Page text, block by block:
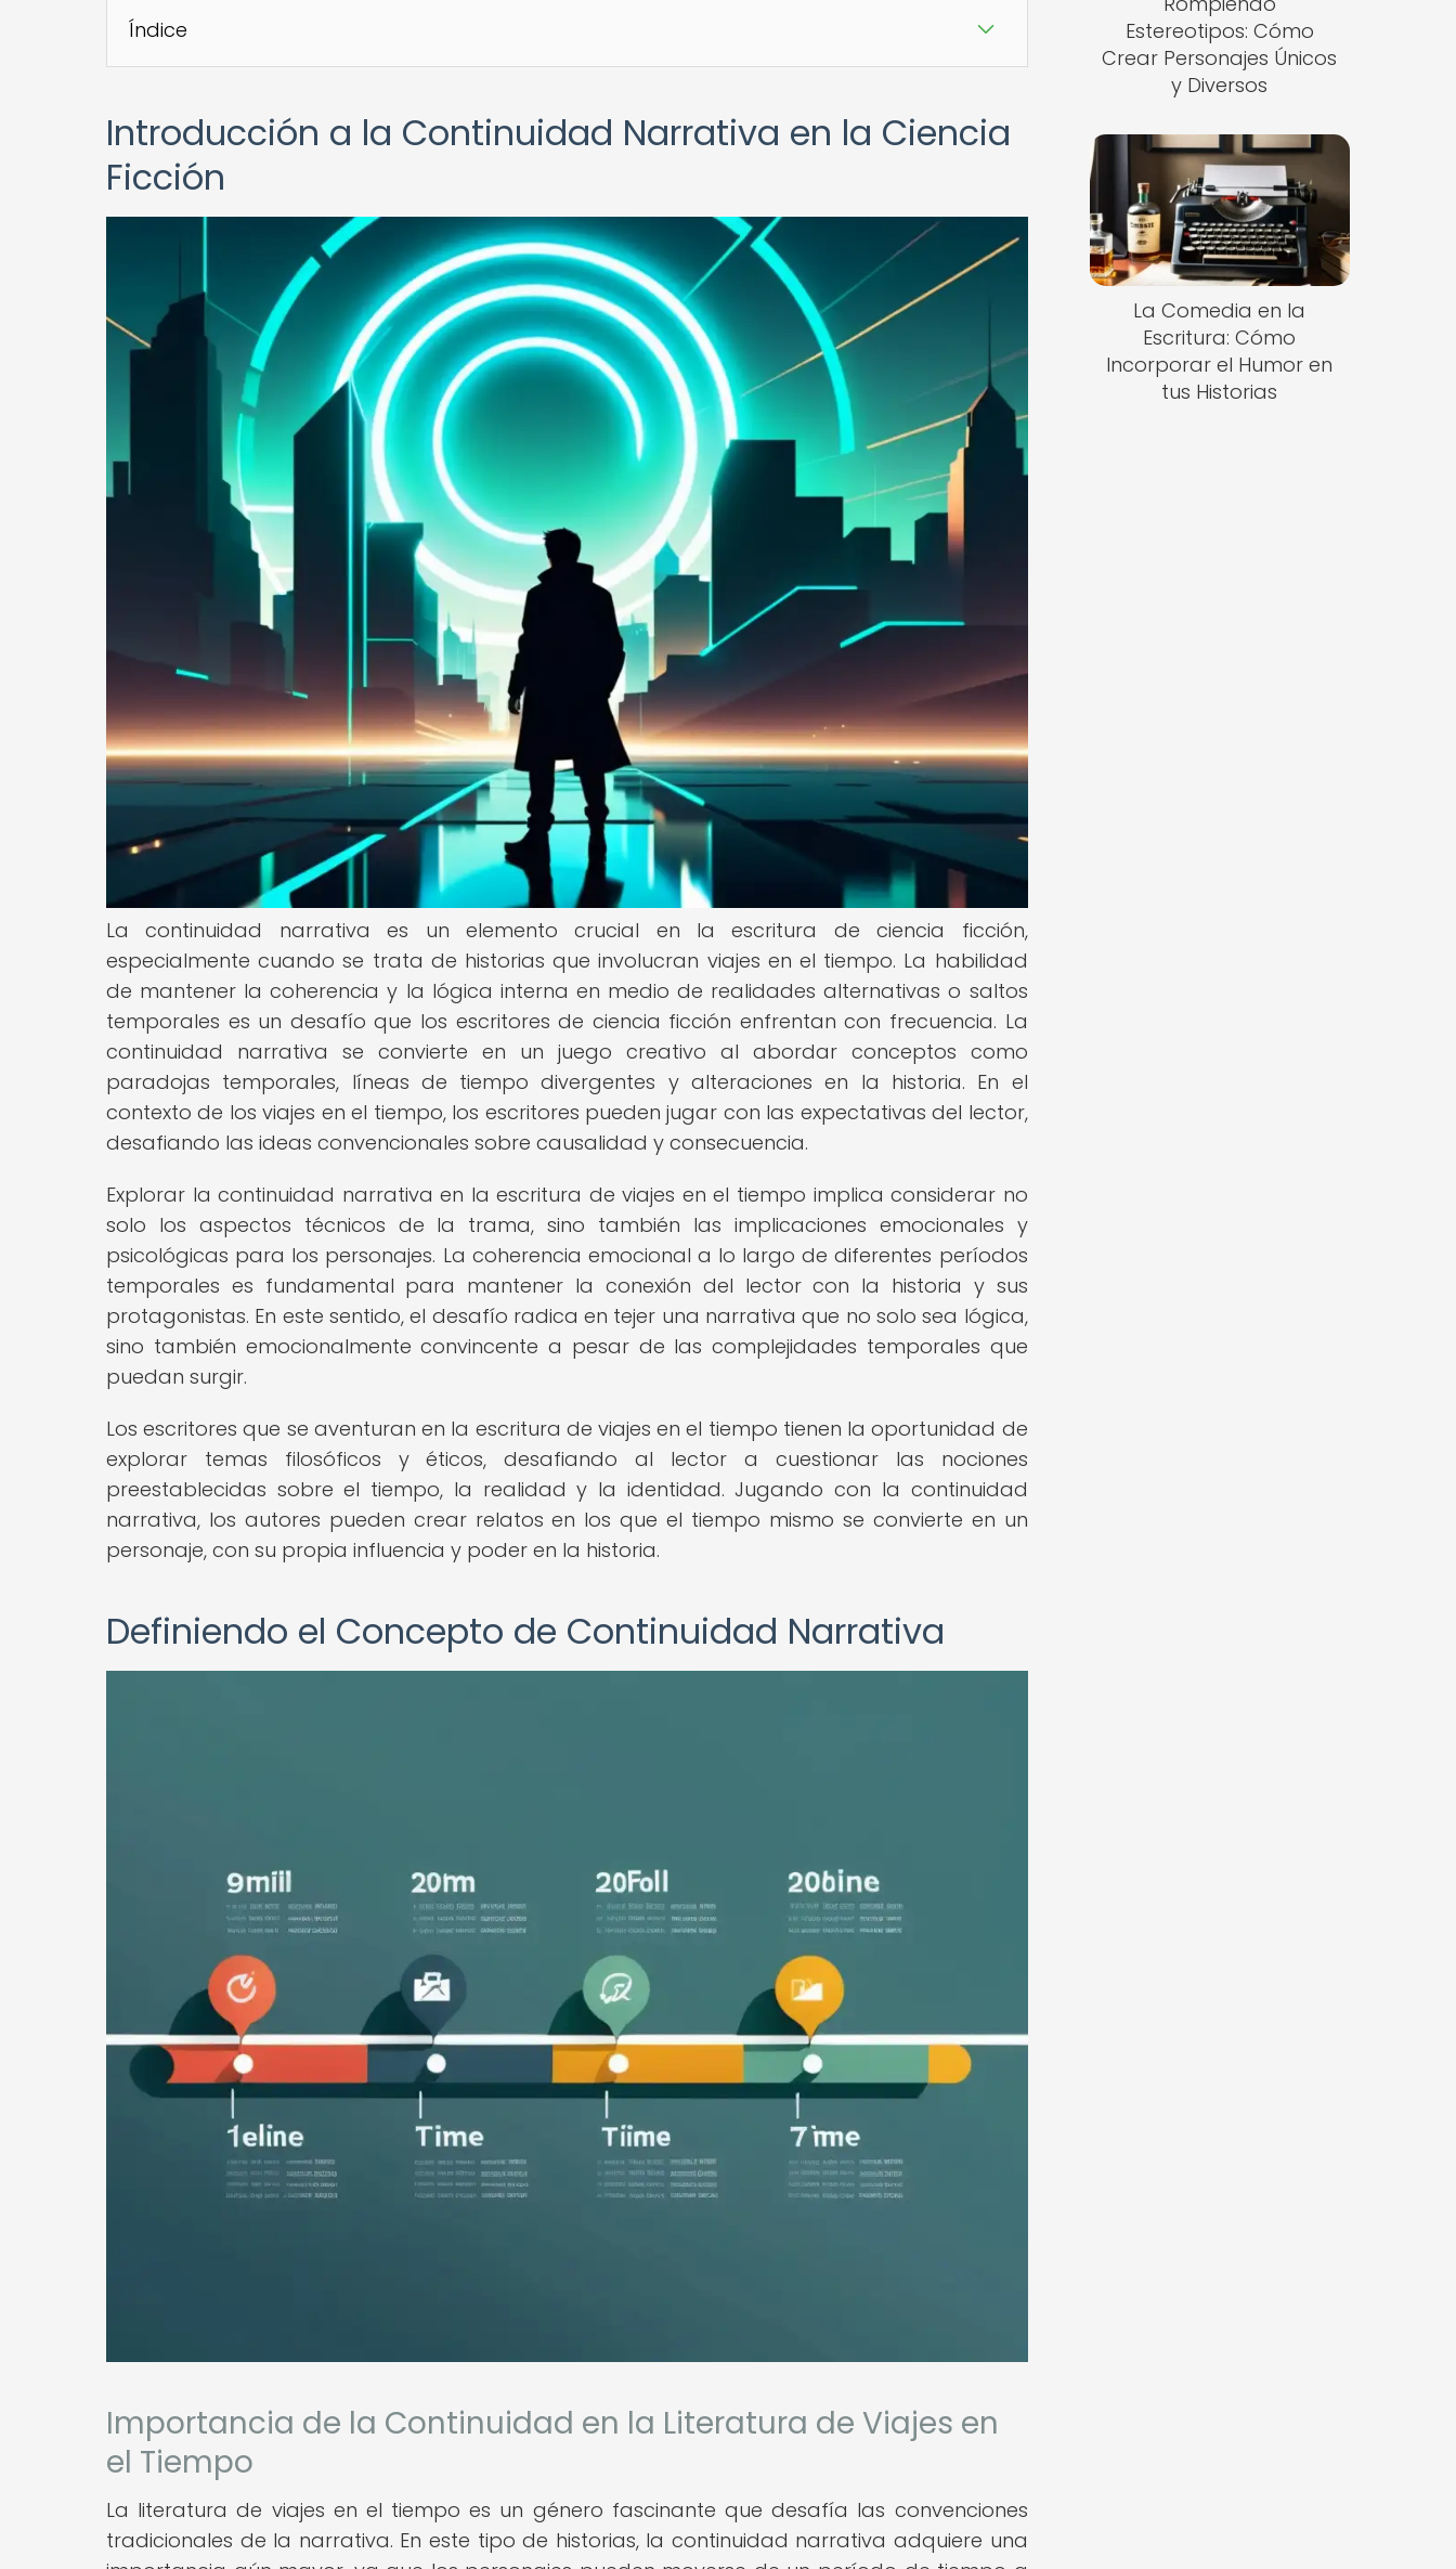
Índice
Introducción a la Continuidad Narrativa en la Ciencia
Ficción
La continuidad narrativa es un elemento crucial en la escritura de ciencia ficción,
especialmente cuando se trata de historias que involucran viajes en el tiempo. La habilidad
de mantener la coherencia y la lógica interna en medio de realidades alternativas o saltos
temporales es un desafío que los escritores de ciencia ficción enfrentan con frecuencia. La
continuidad narrativa se convierte en un juego creativo al abordar conceptos como
paradojas temporales, líneas de tiempo divergentes y alteraciones en la historia. En el
contexto de los viajes en el tiempo, los escritores pueden jugar con las expectativas del lector,
desafiando las ideas convencionales sobre causalidad y consecuencia.
Explorar la continuidad narrativa en la escritura de viajes en el tiempo implica considerar no
solo los aspectos técnicos de la trama, sino también las implicaciones emocionales y
psicológicas para los personajes. La coherencia emocional a lo largo de diferentes períodos
temporales es fundamental para mantener la conexión del lector con la historia y sus
protagonistas. En este sentido, el desafío radica en tejer una narrativa que no solo sea lógica,
sino también emocionalmente convincente a pesar de las complejidades temporales que
puedan surgir.
Los escritores que se aventuran en la escritura de viajes en el tiempo tienen la oportunidad de
explorar temas filosóficos y éticos, desafiando al lector a cuestionar las nociones
preestablecidas sobre el tiempo, la realidad y la identidad. Jugando con la continuidad
narrativa, los autores pueden crear relatos en los que el tiempo mismo se convierte en un
personaje, con su propia influencia y poder en la historia.
Definiendo el Concepto de Continuidad Narrativa
Importancia de la Continuidad en la Literatura de Viajes en
el Tiempo
La literatura de viajes en el tiempo es un género fascinante que desafía las convenciones
tradicionales de la narrativa. En este tipo de historias, la continuidad narrativa adquiere una
Estereotipos: Cómo
Crear Personajes Únicos
y Diversos
La Comedia en la
Escritura: Cómo
Incorporar el Humor en
tus Historias